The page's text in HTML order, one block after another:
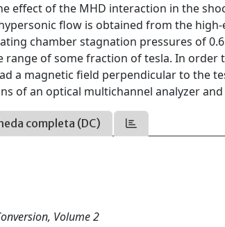
effect of the MHD interaction in the
flow is obtained from the
chamber stagnation pressures of
range of some fraction of tesla. In order
a magnetic field perpendicular to the
of an optical multichannel analyzer
completa (DC)
Volume 2